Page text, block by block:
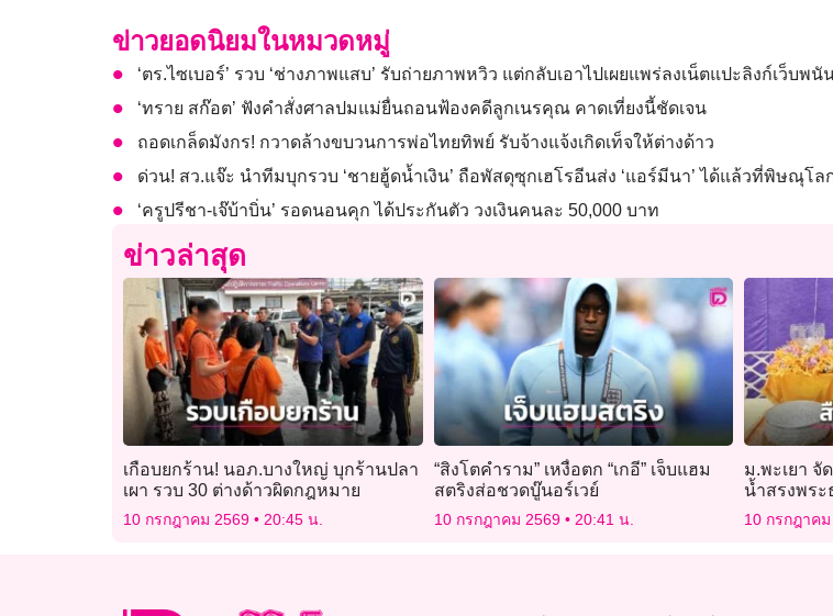
ข่าวยอดนิยมในหมวดหมู่
‘ตร.ไซเบอร์’ รวบ ‘ช่างภาพแสบ’ รับถ่ายภาพหวิว แต่กลับเอาไปเผยแพร่ลงเน็ตแปะลิงก์เว็บพนั
‘ทราย สก๊อต’ ฟังคำสั่งศาลปมแม่ยื่นถอนฟ้องคดีลูกเนรคุณ คาดเที่ยงนี้ชัดเจน
ถอดเกล็ดมังกร! กวาดล้างขบวนการพ่อไทยทิพย์ รับจ้างแจ้งเกิดเท็จให้ต่างด้าว
ด่วน! สว.แจ๊ะ นำทีมบุกรวบ ‘ชายฮู้ดน้ำเงิน’ ถือพัสดุซุกเฮโรอีนส่ง ‘แอร์มีนา’ ได้แล้วที่พิษณุโล
‘ครูปรีชา-เจ๊บ้าบิ่น’ รอดนอนคุก ได้ประกันตัว วงเงินคนละ 50,000 บาท
ข่าวล่าสุด
เกือบยกร้าน! นอภ.บางใหญ่ บุกร้านปลา
เผา รวบ 30 ต่างด้าวผิดกฎหมาย
10 กรกฎาคม 2569 20:45 น.
“สิงโตคำราม” เหงื่อตก “เกอี” เจ็บแฮม
สตริงส่อชวดบู๊นอร์เวย์
10 กรกฎาคม 2569 20:41 น.
ม.พะเยา
น้ำสรงพร
ประเพณีอัน
10 กรกฎาค